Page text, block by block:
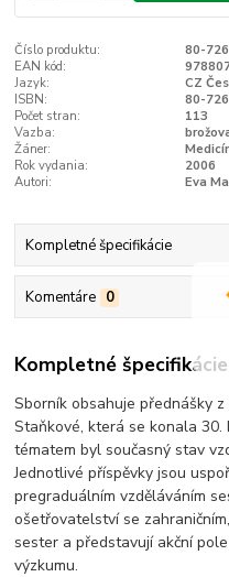
Číslo produktu:
80-
EAN kód:
Jazyk:
CZ
ISBN:
80-
Počet stran:
113
Vazba:
Žáner:
Rok vydania:
2006
Autori:
Eva
Kompletné špecifikácie
Komentáre 0
Kompletné špecifikácie
Sborník obsahuje přednášky
Staňkové, která se konala 30.
tématem byl současný stav
Jednotlivé příspěvky jsou
pregraduálním vzděláváním
ošetřovatelství se
sester a představují akční
výzkumu.